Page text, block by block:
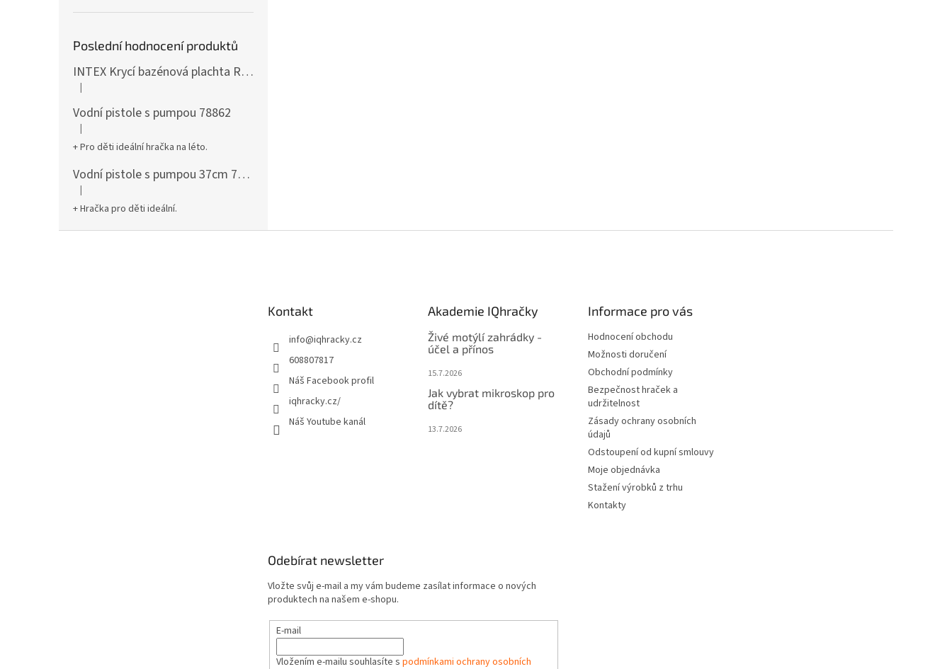
Poslední hodnocení produktů
INTEX Krycí bazénová plachta Round 305cm 28030
Hodnocení produktu je 5 z 5 hvězdiček.
|
Vodní pistole s pumpou 78862
Hodnocení produktu je 5 z 5 hvězdiček.
|
+ Pro děti ideální hračka na léto.
Vodní pistole s pumpou 37cm 78961
Hodnocení produktu je 5 z 5 hvězdiček.
|
+ Hračka pro děti ideální.
Kontakt
info@iqhracky.cz
608807817
Náš Facebook profil
iqhracky.cz/
Náš Youtube kanál
Akademie IQhračky
Živé motýlí zahrádky -
účel a přínos
15.7.2026
Jak vybrat mikroskop pro
dítě?
13.7.2026
Informace pro vás
Hodnocení obchodu
Možnosti doručení
Obchodní podmínky
Bezpečnost hraček a
udržitelnost
Zásady ochrany osobních
údajů
Odstoupení od kupní smlouvy
Moje objednávka
Stažení výrobků z trhu
Kontakty
Odebírat newsletter
Vložte svůj e-mail a my vám budeme zasílat informace o nových
produktech na našem e-shopu.
E-mail
Vložením e-mailu souhlasíte s podmínkami ochrany osobních